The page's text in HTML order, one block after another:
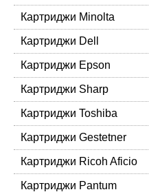
Картриджи Minolta
Картриджи Dell
Картриджи Epson
Картриджи Sharp
Картриджи Toshiba
Картриджи Gestetner
Картриджи Ricoh Aficio
Картриджи Pantum